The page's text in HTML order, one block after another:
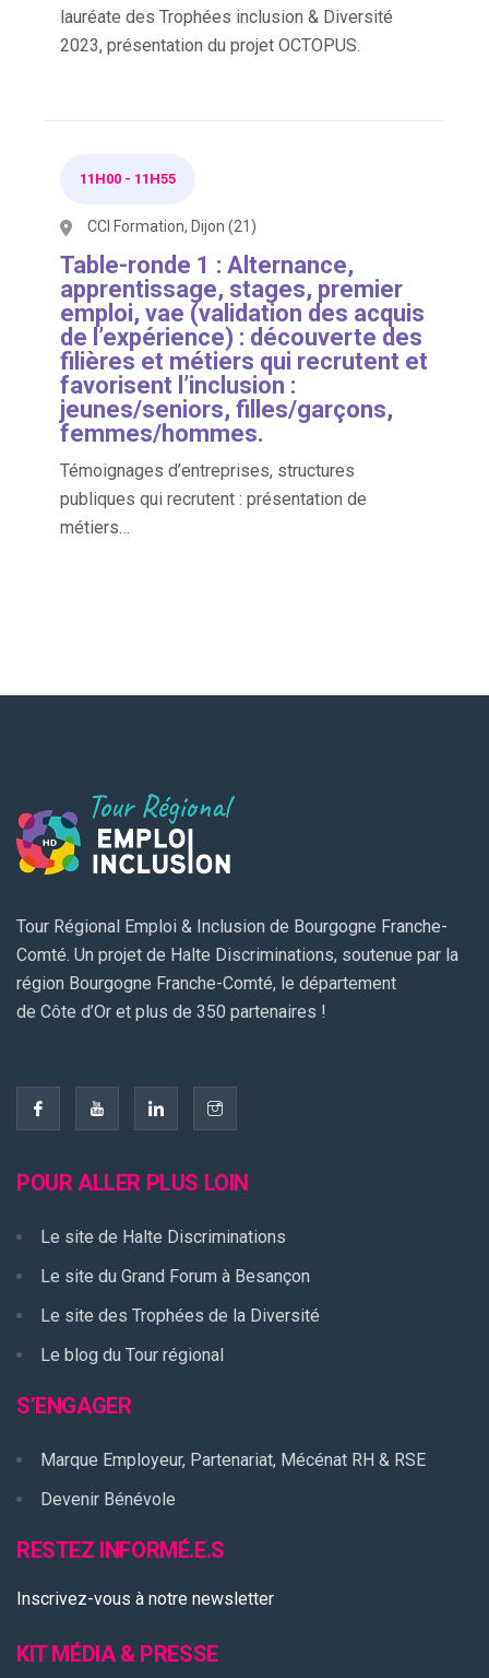
lauréate des Trophées inclusion & Diversité
2023, présentation du projet OCTOPUS.
11H00 - 11H55
CCI Formation, Dijon (21)
Table-ronde 1 : Alternance,
apprentissage, stages, premier
emploi, vae (validation des acquis
de l’expérience) : découverte des
filières et métiers qui recrutent et
favorisent l’inclusion :
jeunes/seniors, filles/garçons,
femmes/hommes.
Témoignages d’entreprises, structures
publiques qui recrutent : présentation de
métiers…
Tour Régional Emploi & Inclusion de Bourgogne Franche-
Comté. Un projet de Halte Discriminations, soutenue par la
région Bourgogne Franche-Comté, le département
de Côte d’Or et plus de 350 partenaires !
POUR ALLER PLUS LOIN
Le site de Halte Discriminations
Le site du Grand Forum à Besançon
Le site des Trophées de la Diversité
Le blog du Tour régional
S’ENGAGER
Marque Employeur, Partenariat, Mécénat RH & RSE
Devenir Bénévole
RESTEZ INFORMÉ.E.S
Inscrivez-vous à notre newsletter
KIT MÉDIA & PRESSE